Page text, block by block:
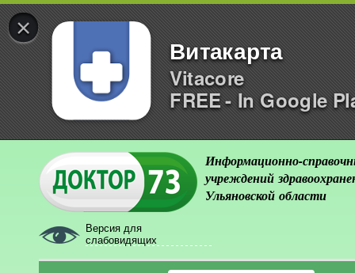
×
Витакарта
Vitacore
FREE - In Google
Версия для
слабовидящих
Информационно-
учреждений
Ульяновской области